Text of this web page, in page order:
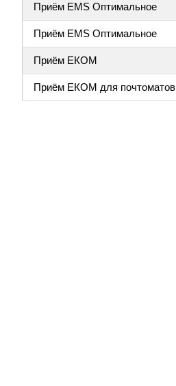
Приём EMS Оптимальное
Приём EMS Оптимальное
Приём ЕКОМ
Приём ЕКОМ для почтоматов